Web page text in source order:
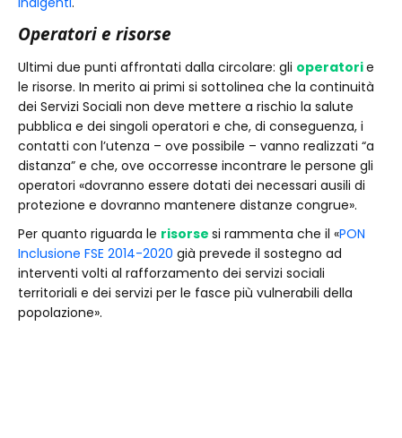
Operatori e risorse
Ultimi due punti affrontati dalla circolare: gli operatorie
le risorse. In merito ai primi si sottolinea che la continuità
dei Servizi Sociali non deve mettere a rischio la salute
pubblica e dei singoli operatori e che, di conseguenza, i
contatti con l’utenza – ove possibile – vanno realizzati “a
distanza” e che, ove occorresse incontrare le persone gli
operatori «dovranno essere dotati dei necessari ausili di
protezione e dovranno mantenere distanze congrue».
Per quanto riguarda le risorse si rammenta che il «PON
Inclusione FSE 2014-2020 già prevede il sostegno ad
interventi volti al rafforzamento dei servizi sociali
territoriali e dei servizi per le fasce più vulnerabili della
popolazione».